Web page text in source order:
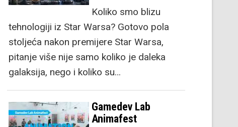
Koliko smo blizu
tehnologiji iz Star Warsa? Gotovo pola
stoljeća nakon premijere Star Warsa,
pitanje više nije samo koliko je daleka
galaksija, nego i koliko su…
Gamedev Lab
Animafest